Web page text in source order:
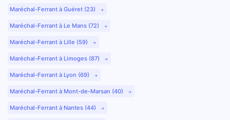
Maréchal-Ferrant à Guéret (23)
Maréchal-Ferrant à Le Mans (72)
Maréchal-Ferrant à Lille (59)
Maréchal-Ferrant à Limoges (87)
Maréchal-Ferrant à Lyon (69)
Maréchal-Ferrant à Mont-de-Marsan (40)
Maréchal-Ferrant à Nantes (44)